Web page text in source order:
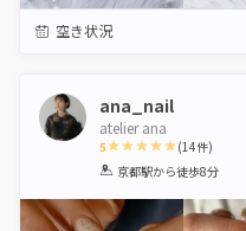
空き状況
ana_nail
atelier ana
5
1 2 3 4 5
(14件)
京都駅から徒歩8分